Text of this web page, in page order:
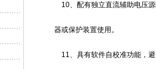
10、配有独立直流辅助电压
器或保护装置使用。
11、具有软件自校准功能，